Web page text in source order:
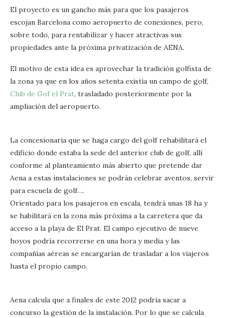
El proyecto es un gancho más para que los pasajeros
escojan Barcelona como aeropuerto de conexiones, pero,
sobre todo, para rentabilizar y hacer atractivas sus
propiedades ante la próxima privatización de AENA.
El motivo de esta idea es aprovechar la tradición golfista de
la zona ya que en los años setenta existía un campo de golf,
Club de Gof el Prat, trasladado posteriormente por la
ampliación del aeropuerto.
La concesionaria que se haga cargo del golf rehabilitará el
edificio donde estaba la sede del anterior club de golf, allí
conforme al planteamiento más abierto que pretende dar
Aena a estas instalaciones se podrán celebrar aventos, servir
para escuela de golf….
Orientado para los pasajeros en escala, tendrá unas 18 ha y
se habilitará en la zona más próxima a la carretera que da
acceso a la playa de El Prat. El campo ejecutivo de nueve
hoyos podría recorrerse en una hora y media y las
compañías aéreas se encargarían de trasladar a los viajeros
hasta el propio campo.
Aena calcula que a finales de este 2012 podría sacar a
concurso la gestión de la instalación. Por lo que se calcula